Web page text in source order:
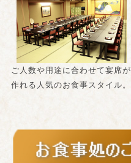
ご人数や用途に合わせて宴席が
作れる人気のお食事スタイル。